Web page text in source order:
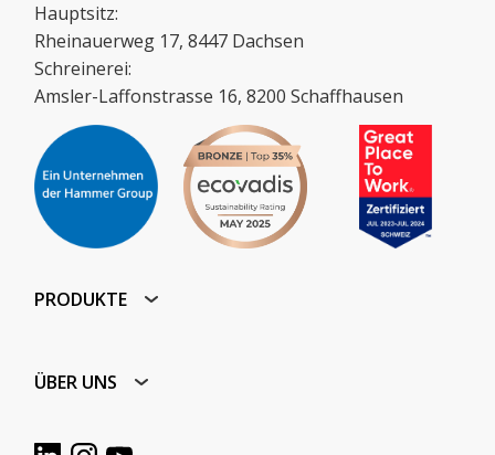
Hauptsitz:
Rheinauerweg 17, 8447 Dachsen
Schreinerei:
Amsler-Laffonstrasse 16, 8200 Schaffhausen
PRODUKTE
ÜBER UNS